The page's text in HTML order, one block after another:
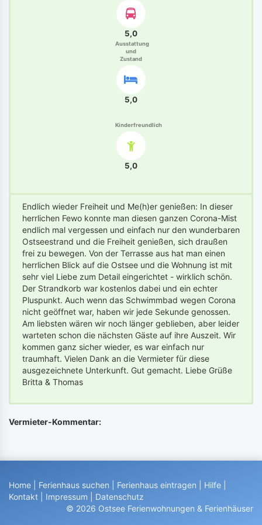
5,0
Ausstattung
und
Zustand
5,0
Kinderfreundlich
5,0
Endlich wieder Freiheit und Me(h)er genießen: In dieser
herrlichen Fewo konnte man diesen ganzen Corona-Mist
endlich mal vergessen und einfach nur den wunderbaren
Ostseestrand und die Freiheit genießen, sich draußen
frei zu bewegen. Von der Terrasse aus hat man einen
herrlichen Blick auf die Ostsee und die Wohnung ist mit
sehr viel Liebe zum Detail eingerichtet - wirklich schön.
Der Strandkorb war kostenlos dabei und ein echter
Pluspunkt. Auch wenn das Schwimmbad wegen Corona
nicht geöffnet war, haben wir jede Sekunde genossen.
Am liebsten wären wir noch länger geblieben, aber leider
warteten schon die nächsten Gäste auf ihre Auszeit. Wir
kommen ganz sicher wieder, es war einfach nur
traumhaft. Vielen Dank an die Vermieter für diese
ausgezeichnete Unterkunft. Gut gemacht. Liebe Grüße
Britta & Thomas
Vermieter-Kommentar:
Home Ferienhaus suchen Ferienhaus eintragen Hilfe
Kontakt
Impressum
Datenschutz
© 2026 Ostsee Ferienwohnungen & Ferienhäuser